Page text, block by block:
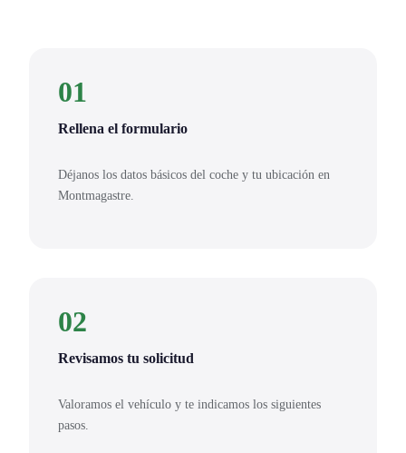
01
Rellena el formulario
Déjanos los datos básicos del coche y tu ubicación en
Montmagastre.
02
Revisamos tu solicitud
Valoramos el vehículo y te indicamos los siguientes
pasos.